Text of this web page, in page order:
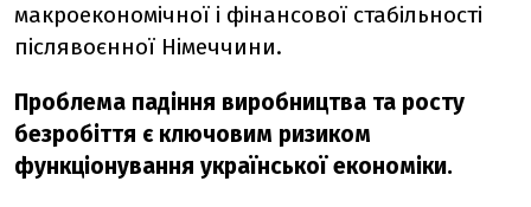
макроекономічної і фінансової стабільності
післявоєнної Німеччини.
Проблема падіння виробництва та росту
безробіття є ключовим ризиком
функціонування української економіки.